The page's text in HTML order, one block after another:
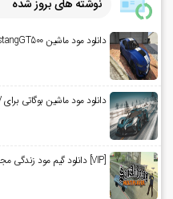
نوشته های بروز شده
دانلود مود ماشین Ford MustangGT500 برای فایوام + GTA V
دانلود مود ماشین بوگاتی برای GTA V + فایوام
[VIP] دانلود گیم مود زندگی مجازی (RPG) سمپ